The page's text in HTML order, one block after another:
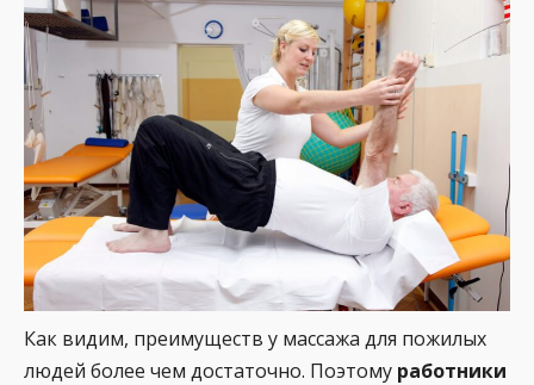
Как видим, преимуществ у массажа для пожилых
людей более чем достаточно. Поэтому работники